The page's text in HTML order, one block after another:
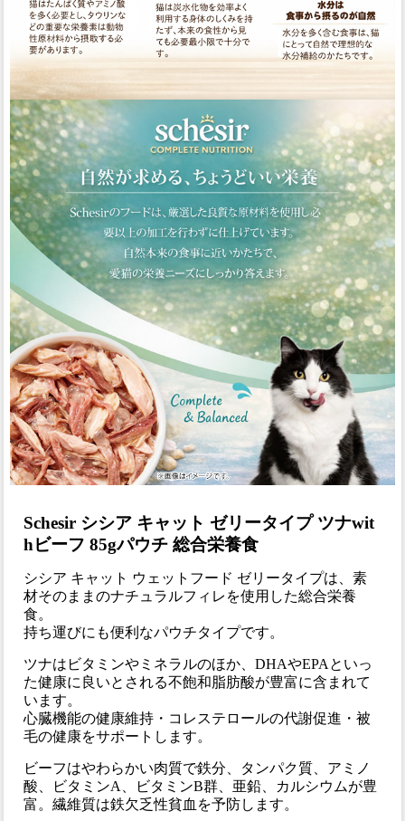
Schesir シシア キャット ゼリータイプ ツナwit
hビーフ 85gパウチ 総合栄養食
シシア キャット ウェットフード ゼリータイプは、素
材そのままのナチュラルフィレを使用した総合栄養
食。
持ち運びにも便利なパウチタイプです。
ツナはビタミンやミネラルのほか、DHAやEPAといっ
た健康に良いとされる不飽和脂肪酸が豊富に含まれて
います。
心臓機能の健康維持・コレステロールの代謝促進・被
毛の健康をサポートします。
ビーフはやわらかい肉質で鉄分、タンパク質、アミノ
酸、ビタミンA、ビタミンB群、亜鉛、カルシウムが豊
富。繊維質は鉄欠乏性貧血を予防します。